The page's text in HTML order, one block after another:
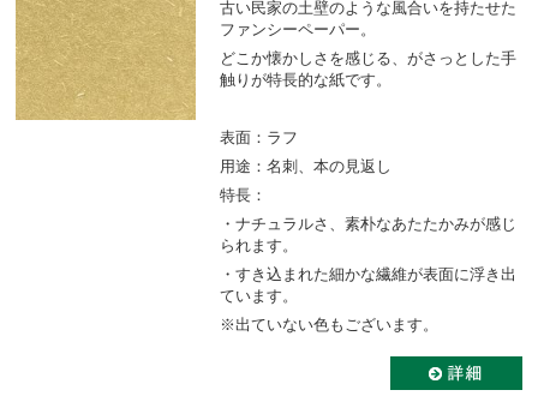
古い民家の土壁のような風合いを持たせた
ファンシーペーパー。
どこか懐かしさを感じる、がさっとした手
触りが特長的な紙です。
表面：ラフ
用途：名刺、本の見返し
特長：
・ナチュラルさ、素朴なあたたかみが感じ
られます。
・すき込まれた細かな繊維が表面に浮き出
ています。
※出ていない色もございます。